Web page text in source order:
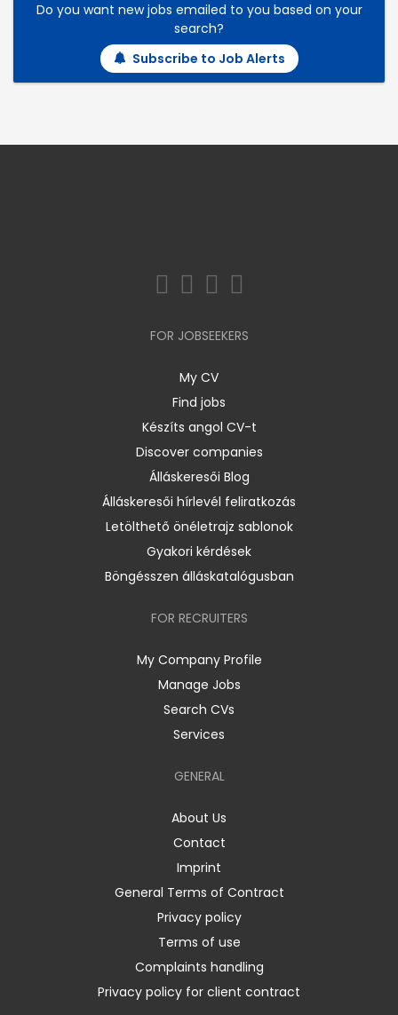
Do you want new jobs emailed to you based on your
search?
Subscribe to Job Alerts
FOR JOBSEEKERS
My CV
Find jobs
Készíts angol CV-t
Discover companies
Álláskeresői Blog
Álláskeresői hírlevél feliratkozás
Letölthető önéletrajz sablonok
Gyakori kérdések
Böngésszen álláskatalógusban
FOR RECRUITERS
My Company Profile
Manage Jobs
Search CVs
Services
GENERAL
About Us
Contact
Imprint
General Terms of Contract
Privacy policy
Terms of use
Complaints handling
Privacy policy for client contract